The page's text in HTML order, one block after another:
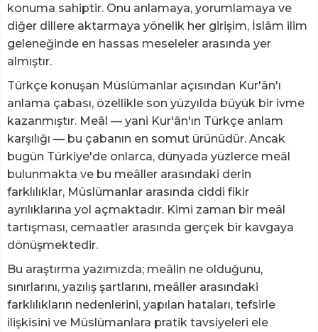
konuma sahiptir. Onu anlamaya, yorumlamaya ve
diğer dillere aktarmaya yönelik her girişim, İslâm ilim
geleneğinde en hassas meseleler arasında yer
almıştır.
Türkçe konuşan Müslümanlar açısından Kur'ân'ı
anlama çabası, özellikle son yüzyılda büyük bir ivme
kazanmıştır. Meâl — yani Kur'ân'ın Türkçe anlam
karşılığı — bu çabanın en somut ürünüdür. Ancak
bugün Türkiye'de onlarca, dünyada yüzlerce meâl
bulunmakta ve bu meâller arasındaki derin
farklılıklar, Müslümanlar arasında ciddi fikir
ayrılıklarına yol açmaktadır. Kimi zaman bir meâl
tartışması, cemaatler arasında gerçek bir kavgaya
dönüşmektedir.
Bu araştırma yazımızda; meâlin ne olduğunu,
sınırlarını, yazılış şartlarını, meâller arasındaki
farklılıkların nedenlerini, yapılan hataları, tefsirle
ilişkisini ve Müslümanlara pratik tavsiyeleri ele